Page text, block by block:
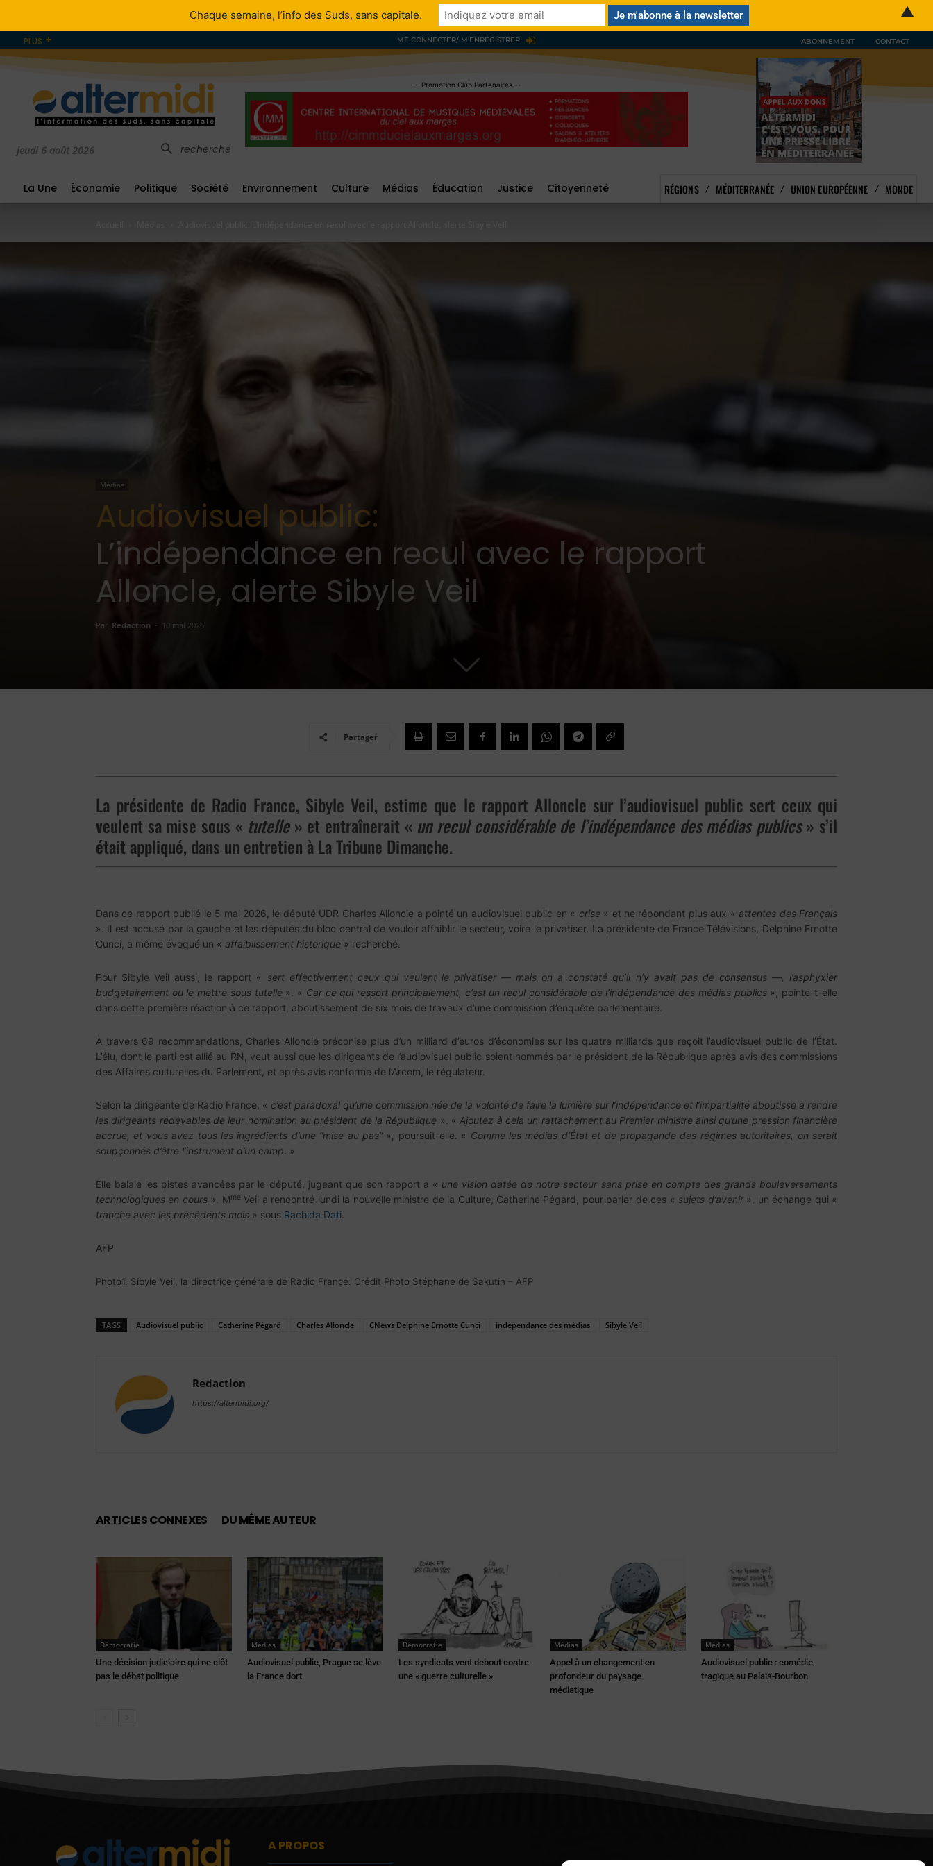
PLUS ME CONNECTER/ M'ENREGISTRER ABONNEMENT CONTACT
jeudi 6 août 2026 recherche
-- Promotion Club Partenaires --
La Une Économie Politique Société Environnement Culture Médias Éducation Justice Citoyenneté RÉGIONS MÉDITERRANÉE UNION EUROPÉENNE MONDE
Médias
Audiovisuel public:
L’indépendance en recul avec le rapport
Alloncle, alerte Sibyle Veil
Par Redaction - 10 mai 2026
Partager
La présidente de Radio France, Sibyle Veil, estime que le rapport Alloncle sur l’audiovisuel public sert ceux qui
veulent sa mise sous « tutelle» et entraînerait « un recul considérable de l’indépendance des médias publics» s’il
était appliqué, dans un entretien à La Tribune Dimanche.
Dans ce rapport publié le 5 mai 2026, le député UDR Charles Alloncle a pointé un audiovisuel public en « crise» et ne répondant plus aux «attentes des Français
». Il est accusé par la gauche et les députés du bloc central de vouloir affaiblir le secteur, voire le privatiser. La présidente de France Télévisions, Delphine Ernotte
Cunci, a même évoqué un « affaiblissement historique » recherché.
Pour Sibyle Veil aussi, le rapport « sert effectivement ceux qui veulent le privatiser — mais on a constaté qu’il n’y avait pas de consensus —, l’asphyxier
budgétairement ou le mettre sous tutelle ». « Car ce qui ressort principalement, c’est un recul considérable de l’indépendance des médias publics », pointe-t-elle
dans cette première réaction à ce rapport, aboutissement de six mois de travaux d’une commission d’enquête parlementaire.
À travers 69 recommandations, Charles Alloncle préconise plus d’un milliard d’euros d’économies sur les quatre milliards que reçoit l’audiovisuel public de l’État.
L’élu, dont le parti est allié au RN, veut aussi que les dirigeants de l’audiovisuel public soient nommés par le président de la République après avis des commissions
des Affaires culturelles du Parlement, et après avis conforme de l’Arcom, le régulateur.
Selon la dirigeante de Radio France, « c’est paradoxal qu’une commission née de la volonté de faire la lumière sur l’indépendance et l’impartialité aboutisse à rendre
les dirigeants redevables de leur nomination au président de la République ». «Ajoutez à cela un rattachement au Premier ministre ainsi qu’une pression financière
accrue, et vous avez tous les ingrédients d’une “mise au pas” », poursuit-elle. « Comme les médias d’État et de propagande des régimes autoritaires, on serait
soupçonnés d’être l’instrument d’un camp. »
Elle balaie les pistes avancées par le député, jugeant que son rapport a « une vision datée de notre secteur sans prise en compte des grands bouleversements
technologiques en cours ». MmeVeil a rencontré lundi la nouvelle ministre de la Culture, Catherine Pégard, pour parler de ces «sujets d’avenir», un échange qui «
tranche avec les précédents mois » sous Rachida Dati.
AFP
Photo1. Sibyle Veil, la directrice générale de Radio France. Crédit Photo Stéphane de Sakutin – AFP
TAGS Audiovisuel public Catherine Pégard Charles Alloncle CNews Delphine Ernotte Cunci indépendance des médias Sibyle Veil
Redaction
https://altermidi.org/
ARTICLES CONNEXES DU MÊME AUTEUR
Démocratie
Une décision judiciaire qui ne clôt
pas le débat politique
Médias
Audiovisuel public, Prague se lève
la France dort
Démocratie
Les syndicats vent debout contre
une « guerre culturelle »
Médias
Appel à un changement en
profondeur du paysage
médiatique
Médias
Audiovisuel public : comédie
tragique au Palais-Bourbon
A PROPOS
Chaque semaine, l’info des Suds, sans capitale. ▲